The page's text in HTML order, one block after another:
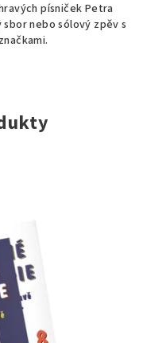
písniček Petra
nebo sólový zpěv s